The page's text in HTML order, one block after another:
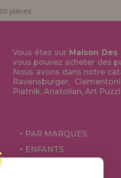
pièces
Vous êtes sur Maison Des
vous pouvez acheter des
Nous avons dans notre
Ravensburger,
Piatnik, Anatolian, Art
PAR MARQUES
ENFANTS